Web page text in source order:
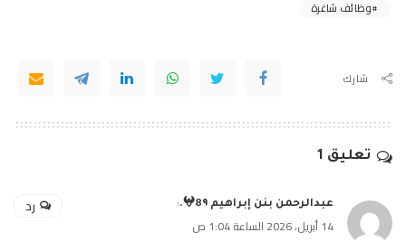
وظائف شاغرة
شارك
تعليق 1
عبدالرحمن بنن إبراهيم 𖤍8٩. :
14 أبريل، 2026 الساعة 1:04 ص
رد